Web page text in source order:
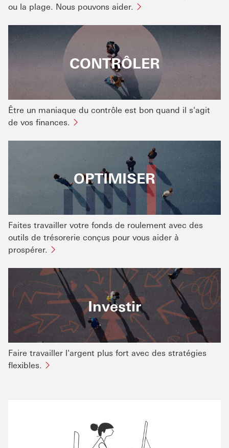
ou la plage. Nous pouvons aider.
CONTRÔLER
Être un maniaque du contrôle est bon quand il s'agit
de vos finances.
OPTIMISER
Faites travailler votre fonds de roulement avec des
outils de trésorerie conçus pour vous aider à
prospérer.
Investir
Faire travailler l'argent plus fort avec des stratégies
flexibles.